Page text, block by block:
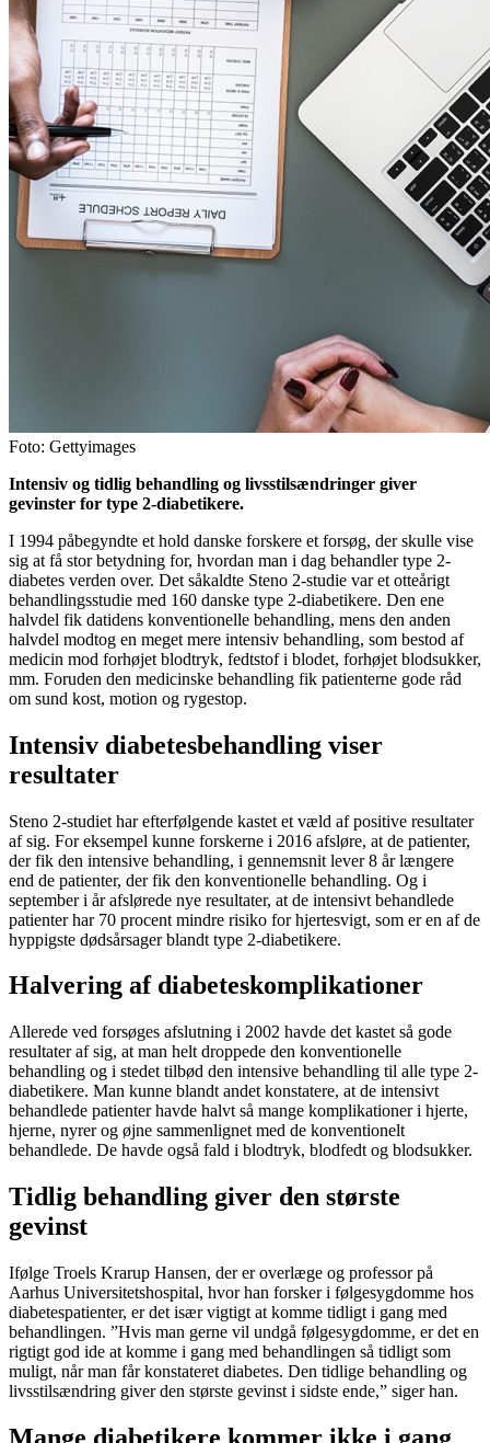
Foto: Gettyimages
Intensiv og tidlig behandling og livsstilsændringer giver
gevinster for type 2-diabetikere.
I 1994 påbegyndte et hold danske forskere et forsøg, der skulle vise
sig at få stor betydning for, hvordan man i dag behandler type 2-
diabetes verden over. Det såkaldte Steno 2-studie var et otteårigt
behandlingsstudie med 160 danske type 2-diabetikere. Den ene
halvdel fik datidens konventionelle behandling, mens den anden
halvdel modtog en meget mere intensiv behandling, som bestod af
medicin mod forhøjet blodtryk, fedtstof i blodet, forhøjet blodsukker,
mm. Foruden den medicinske behandling fik patienterne gode råd
om sund kost, motion og rygestop.
Intensiv diabetesbehandling viser
resultater
Steno 2-studiet har efterfølgende kastet et væld af positive resultater
af sig. For eksempel kunne forskerne i 2016 afsløre, at de patienter,
der fik den intensive behandling, i gennemsnit lever 8 år længere
end de patienter, der fik den konventionelle behandling. Og i
september i år afslørede nye resultater, at de intensivt behandlede
patienter har 70 procent mindre risiko for hjertesvigt, som er en af de
hyppigste dødsårsager blandt type 2-diabetikere.
Halvering af diabeteskomplikationer
Allerede ved forsøges afslutning i 2002 havde det kastet så gode
resultater af sig, at man helt droppede den konventionelle
behandling og i stedet tilbød den intensive behandling til alle type 2-
diabetikere. Man kunne blandt andet konstatere, at de intensivt
behandlede patienter havde halvt så mange komplikationer i hjerte,
hjerne, nyrer og øjne sammenlignet med de konventionelt
behandlede. De havde også fald i blodtryk, blodfedt og blodsukker.
Tidlig behandling giver den største
gevinst
Ifølge Troels Krarup Hansen, der er overlæge og professor på
Aarhus Universitetshospital, hvor han forsker i følgesygdomme hos
diabetespatienter, er det især vigtigt at komme tidligt i gang med
behandlingen. ”Hvis man gerne vil undgå følgesygdomme, er det en
rigtigt god ide at komme i gang med behandlingen så tidligt som
muligt, når man får konstateret diabetes. Den tidlige behandling og
livsstilsændring giver den største gevinst i sidste ende,” siger han.